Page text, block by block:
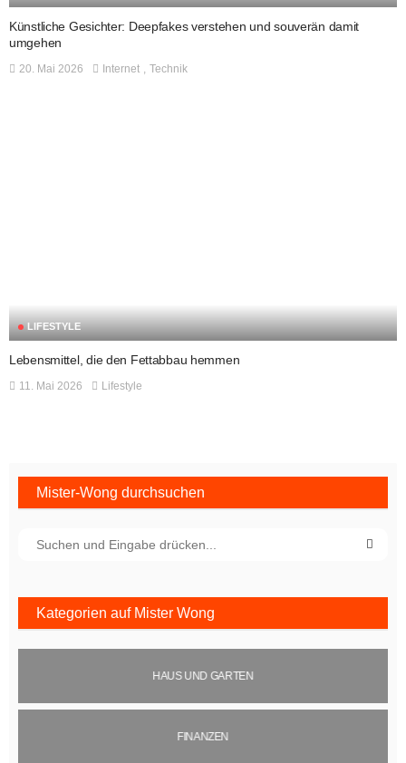
Künstliche Gesichter: Deepfakes verstehen und souverän damit
umgehen
20. Mai 2026 Internet Technik
LIFESTYLE
Lebensmittel, die den Fettabbau hemmen
11. Mai 2026 Lifestyle
Mister-Wong durchsuchen
Kategorien auf Mister Wong
HAUS UND GARTEN
FINANZEN